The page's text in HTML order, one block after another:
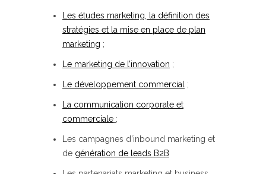
Les études marketing, la définition des
stratégies et la mise en place de plan
marketing ;
Le marketing de l’innovation ;
Le développement commercial ;
La communication corporate et
commerciale ;
Les campagnes d’inbound marketing et
de génération de leads B2B